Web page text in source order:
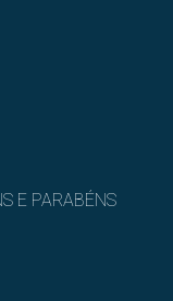
E PARABÉNS